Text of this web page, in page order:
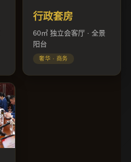
行政套房
60㎡ 独立会客厅 · 全景
阳台
奢华 · 商务